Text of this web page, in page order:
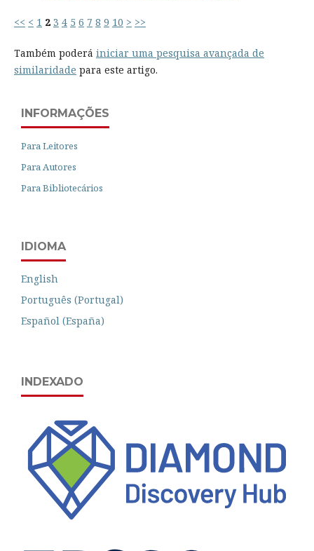
<< < 1 2 3 4 5 6 7 8 9 10 > >>
Também poderá iniciar uma pesquisa avançada de
similaridade para este artigo.
INFORMAÇÕES
Para Leitores
Para Autores
Para Bibliotecários
IDIOMA
English
Português (Portugal)
Español (España)
INDEXADO